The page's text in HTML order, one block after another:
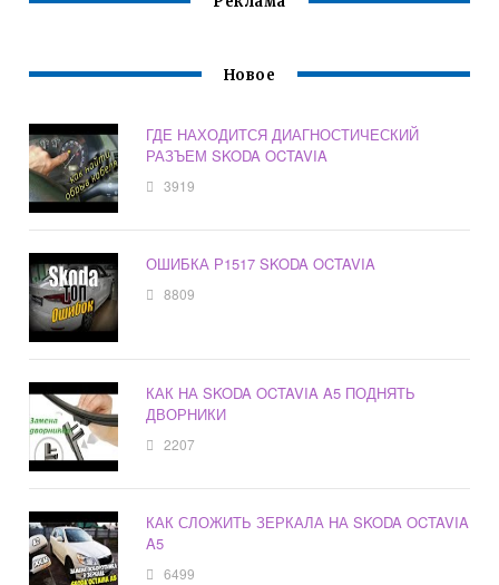
Новое
ГДЕ НАХОДИТСЯ ДИАГНОСТИЧЕСКИЙ
РАЗЪЕМ SKODA OCTAVIA
3919
ОШИБКА Р1517 SKODA OCTAVIA
8809
КАК НА SKODA OCTAVIA A5 ПОДНЯТЬ
ДВОРНИКИ
2207
КАК СЛОЖИТЬ ЗЕРКАЛА НА SKODA OCTAVIA
A5
6499